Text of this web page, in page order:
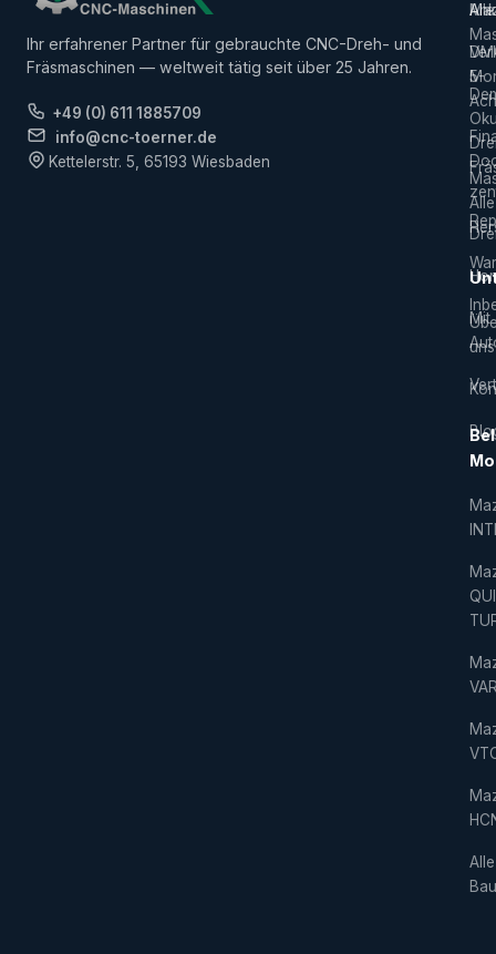
Ihr erfahrener Partner für gebrauchte CNC-Dreh- und
Fräsmaschinen — weltweit tätig seit über 25 Jahren.
+49 (0) 611 1885709
info@cnc-toerner.de
Kettelerstr. 5, 65193 Wiesbaden
Alle
5-
Mit
Alle
Alle
uns